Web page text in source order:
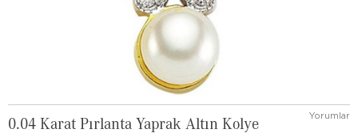
0.04 Karat Pırlanta Yaprak Altın Kolye Yorumlar